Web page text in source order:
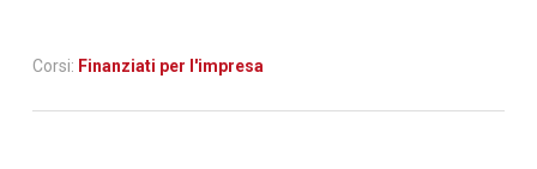
Corsi: Finanziati per l'impresa